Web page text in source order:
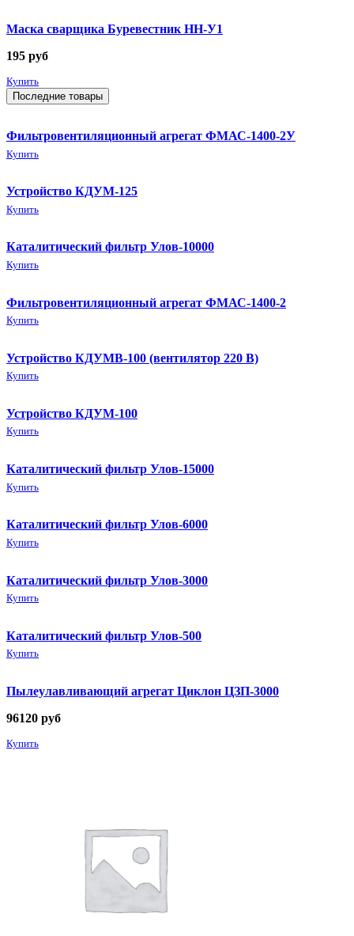
Маска сварщика Буревестник НН-У1
195 руб
Купить
Последние товары
Фильтровентиляционный агрегат ФМАС-1400-2У
Купить
Устройство КДУМ-125
Купить
Каталитический фильтр Улов-10000
Купить
Фильтровентиляционный агрегат ФМАС-1400-2
Купить
Устройство КДУМВ-100 (вентилятор 220 В)
Купить
Устройство КДУМ-100
Купить
Каталитический фильтр Улов-15000
Купить
Каталитический фильтр Улов-6000
Купить
Каталитический фильтр Улов-3000
Купить
Каталитический фильтр Улов-500
Купить
Пылеулавливающий агрегат Циклон ЦЗП-3000
96120 руб
Купить